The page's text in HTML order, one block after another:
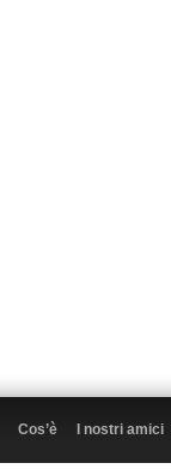
Cos’è I nostri amici